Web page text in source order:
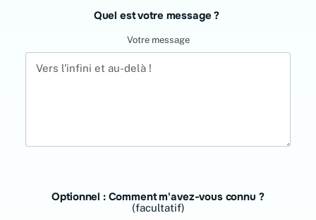
Quel est votre message ?
Votre message
Optionnel : Comment m'avez-vous connu ?
(facultatif)